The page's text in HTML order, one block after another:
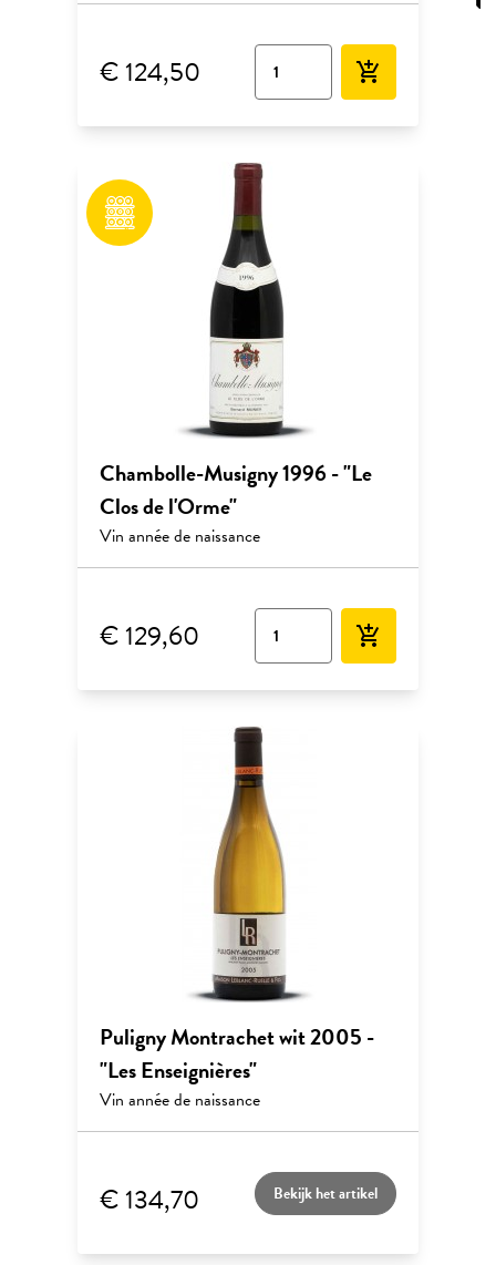
€ 124,50 add_shopping_cart
Chambolle-Musigny 1996 - "Le
Clos de l'Orme"
Vin année de naissance
€ 129,60 add_shopping_cart
Puligny Montrachet wit 2005 -
"Les Enseignières"
Vin année de naissance
€ 134,70 Bekijk het artikel